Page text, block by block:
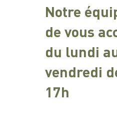
Notre
de vous
du lundi
vendredi
17h